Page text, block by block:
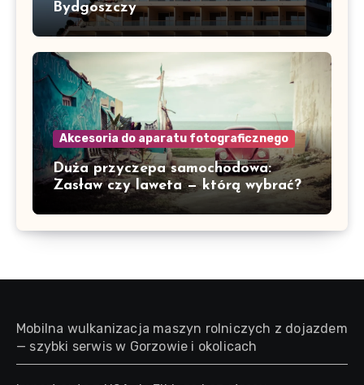
Bydgoszczy
Akcesoria do aparatu fotograficznego
Duża przyczepa samochodowa:
Zasław czy laweta — którą wybrać?
Mobilna wulkanizacja maszyn rolniczych z dojazdem
— szybki serwis w Gorzowie i okolicach